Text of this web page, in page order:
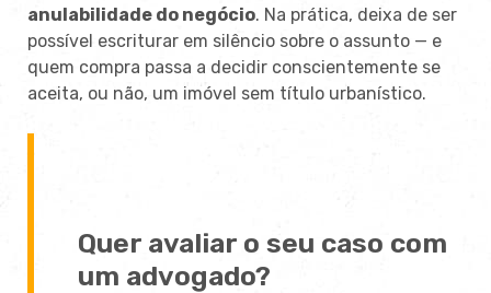
anulabilidade do negócio. Na prática, deixa de ser
possível escriturar em silêncio sobre o assunto — e
quem compra passa a decidir conscientemente se
aceita, ou não, um imóvel sem título urbanístico.
Quer avaliar o seu caso com
um advogado?